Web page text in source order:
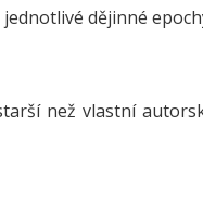
dějinné
než vlastní